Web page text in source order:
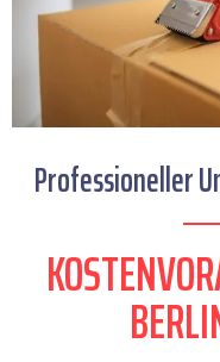
Professioneller